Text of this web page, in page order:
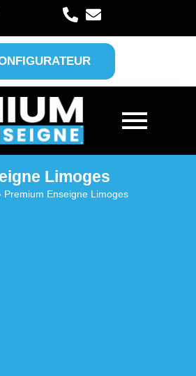
Limoges
Premium Enseigne Limoges